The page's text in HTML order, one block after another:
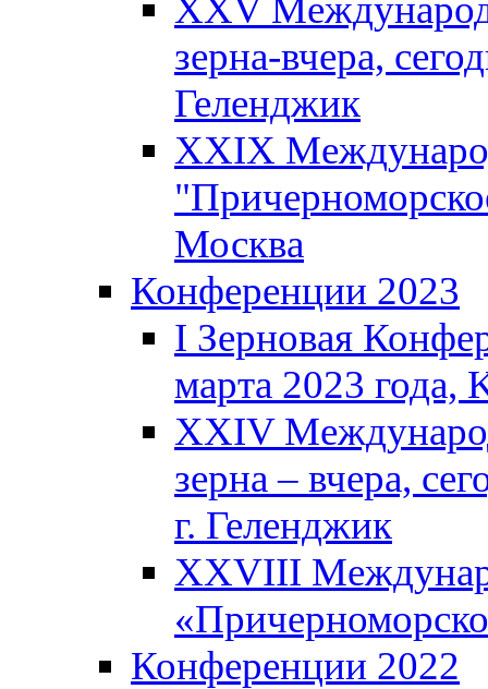
XXV
зерна-вчера,
Геленджик
XXIX
Москва
Конференции 2023
I Зерновая
марта 2023 года,
XXIV
зерна – вчера,
г. Геленджик
XXVIII
Конференции 2022